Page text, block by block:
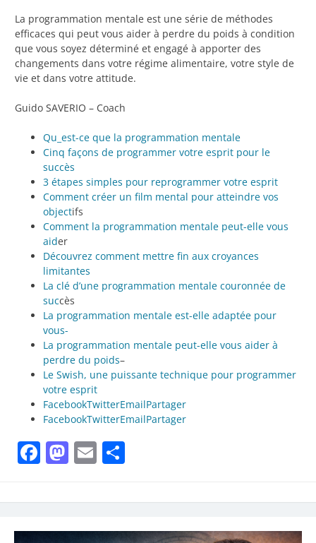
La programmation mentale est une série de méthodes
efficaces qui peut vous aider à perdre du poids à condition
que vous soyez déterminé et engagé à apporter des
changements dans votre régime alimentaire, votre style de
vie et dans votre attitude.
Guido SAVERIO – Coach
Qu_est-ce que la programmation mentale
Cinq façons de programmer votre esprit pour le
succès
3 étapes simples pour reprogrammer votre esprit
Comment créer un film mental pour atteindre vos
objectifs
Comment la programmation mentale peut-elle vous
aider
Découvrez comment mettre fin aux croyances
limitantes
La clé d’une programmation mentale couronnée de
succès
La programmation mentale est-elle adaptée pour
vous-
La programmation mentale peut-elle vous aider à
perdre du poids–
Le Swish, une puissante technique pour programmer
votre esprit
FacebookTwitterEmailPartager
FacebookTwitterEmailPartager
Facebook
Mastodon
Email